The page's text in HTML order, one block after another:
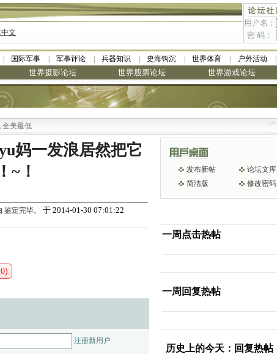
用户名：
密 码：
文
国际军事 军事评论 兵器知识 史海钩沉 世界体育 户外活动
世界摄影论坛 世界股票论坛 世界游戏论坛
最低
妈一发浪居然把它
~！
鉴定完毕。 于 2014-01-30 07:01:22
注册新用户
发布新帖 论坛文库
简洁版
修改密码
一周点击热帖
一周回复热帖
历史上的今天：回复热帖